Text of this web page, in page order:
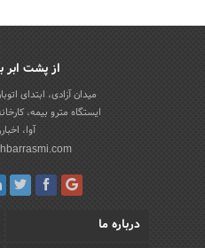
از پشت ابر
میدان آزادی، ابتدای
ایستگاه مترو بیمه،
آوا،
درباره ما